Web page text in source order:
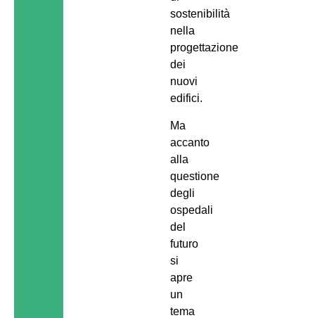
sostenibilità
nella
progettazione
dei
nuovi
edifici.
Ma
accanto
alla
questione
degli
ospedali
del
futuro
si
apre
un
tema